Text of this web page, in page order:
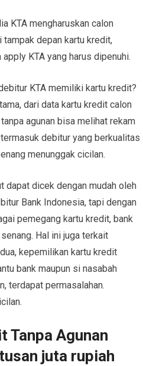
KTA mengharuskan calon
depan kartu kredit,
KTA yang harus dipenuhi.
KTA memiliki kartu kredit?
dari data kartu kredit calon
agunan bisa melihat rekam
debitur yang berkualitas
menunggak cicilan.
dapat dicek dengan mudah oleh
Bank Indonesia, tapi dengan
pemegang kartu kredit, bank
Hal ini juga terkait
kepemilikan kartu kredit
bank maupun si nasabah
terdapat permasalahan.
Tanpa Agunan
juta rupiah